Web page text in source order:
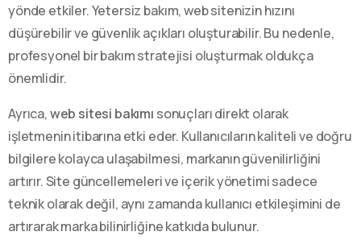
yönde etkiler. Yetersiz bakım, web sitenizin hızını
düşürebilir ve güvenlik açıkları oluşturabilir. Bu nedenle,
profesyonel bir bakım stratejisi oluşturmak oldukça
önemlidir.
Ayrıca,web sitesi bakımı sonuçları direkt olarak
işletmenin itibarına etki eder. Kullanıcıların kaliteli ve doğru
bilgilere kolayca ulaşabilmesi, markanın güvenilirliğini
artırır. Site güncellemeleri ve içerik yönetimi sadece
teknik olarak değil, aynı zamanda kullanıcı etkileşimini de
artırarak marka bilinirliğine katkıda bulunur.